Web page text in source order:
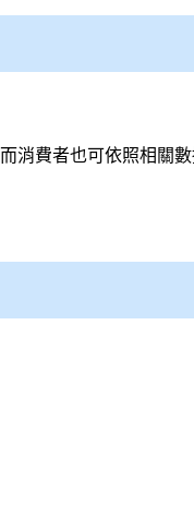
消費者也可依照相關